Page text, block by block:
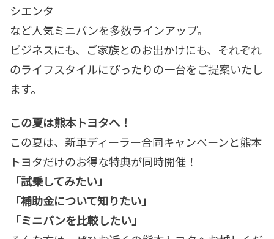
シエンタ
など人気ミニバンを多数ラインアップ。
ビジネスにも、ご家族とのお出かけにも、それぞれ
のライフスタイルにぴったりの一台をご提案いたし
ます。
この夏は熊本トヨタへ！
この夏は、新車ディーラー合同キャンペーンと熊本
トヨタだけのお得な特典が同時開催！
「試乗してみたい」
「補助金について知りたい」
「ミニバンを比較したい」